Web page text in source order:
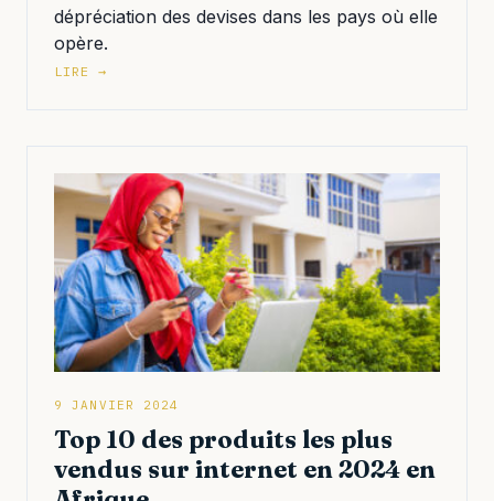
dépréciation des devises dans les pays où elle
opère.
LIRE →
9 JANVIER 2024
Top 10 des produits les plus
vendus sur internet en 2024 en